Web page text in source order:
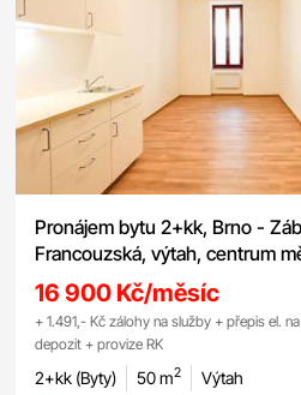
Pronájem bytu 2+kk, Brno -
Francouzská, výtah, centrum
16 900 Kč/měsíc
+ 1.491,- Kč zálohy na služby + přepis el.
depozit + provize RK
2+kk (Byty) 50 m2
Výtah